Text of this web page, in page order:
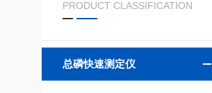
PRODUCT CLASSIFICATION
总磷快速测定仪